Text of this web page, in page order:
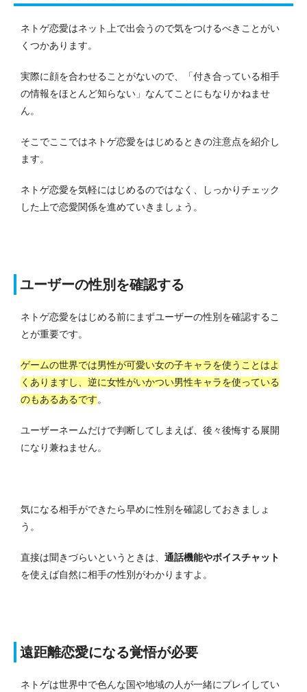
ネトゲ恋愛はネット上で出会うので気をつけるべきことがい
くつかあります。
実際に顔を合わせることがないので、「付き合っている相手
の情報をほとんど知らない」なんてことにもなりかねませ
ん。
そこでここではネトゲ恋愛をはじめるときの注意点を紹介し
ます。
ネトゲ恋愛を気軽にはじめるのではなく、しっかりチェック
した上で恋愛関係を進めていきましょう。
ユーザーの性別を確認する
ネトゲ恋愛をはじめる前にまずユーザーの性別を確認するこ
とが重要です。
ゲームの世界では男性が可愛い女の子キャラを使うことはよ
くありますし、逆に女性がいかつい男性キャラを使っている
のもあるあるです。
ユーザーネームだけで判断してしまえば、後々後悔する展開
になり兼ねません。
気になる相手ができたら早めに性別を確認しておきましょ
う。
直接は聞きづらいというときは、 通話機能やボイスチャット
を使えば自然に相手の性別がわかりますよ。
遠距離恋愛になる覚悟が必要
ネトゲは世界中で色んな国や地域の人が一緒にプレイしてい